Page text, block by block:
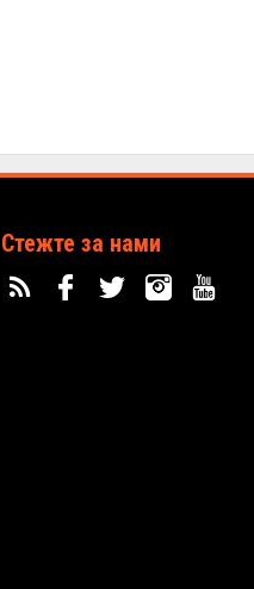
Стежте за нами